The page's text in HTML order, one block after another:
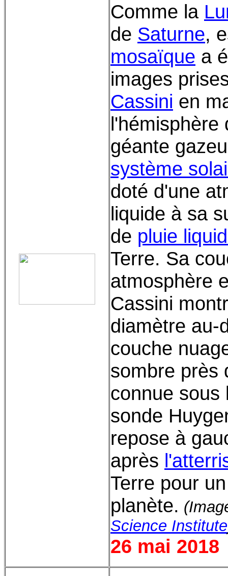
Comme la
de Saturne,
mosaïque a
images
Cassini en
géante
système
doté d'une
liquide à sa
de pluie
Terre. Sa
atmosphère
Cassini
diamètre au-
couche
sombre près
connue
sonde
repose à
après
Terre pour
planète.
Science Institute
26 mai 2018